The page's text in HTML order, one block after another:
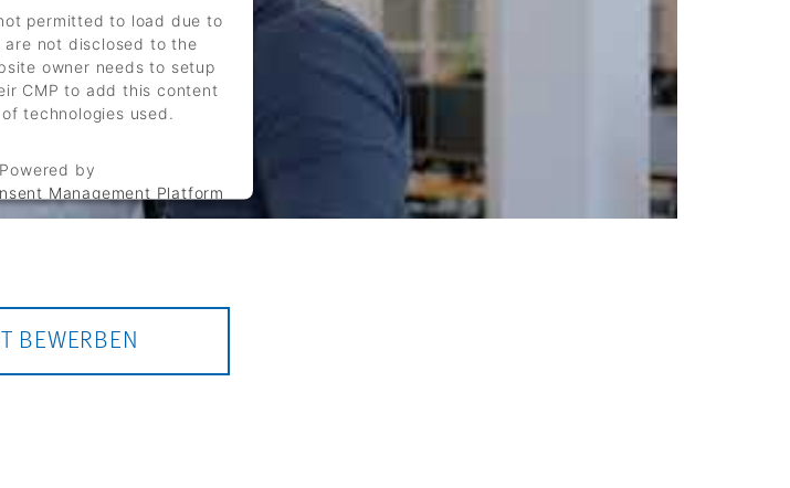
permitted to load due to
not disclosed to the
owner needs to setup
CMP to add this content
technologies used.
Powered by
Management Platform
BEWERBEN